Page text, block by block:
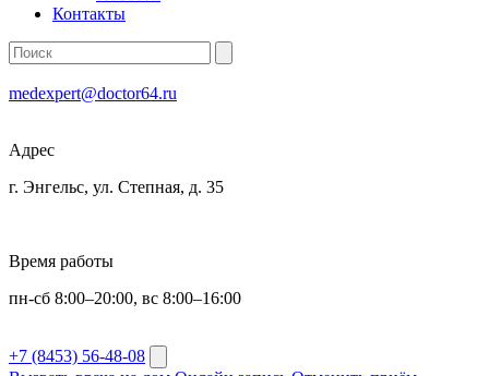
Контакты
medexpert@doctor64.ru
Адрес
г. Энгельс, ул. Степная, д. 35
Время работы
пн-сб 8:00–20:00, вс 8:00–16:00
+7 (8453) 56-48-08